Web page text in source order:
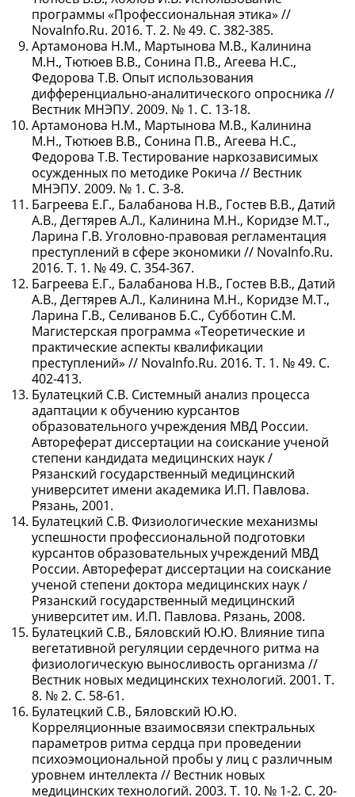
программы «Профессиональная этика» //
NovaInfo.Ru. 2016. Т. 2. № 49. С. 382-385.
Артамонова Н.М., Мартынова М.В., Калинина
М.Н., Тютюев В.В., Сонина П.В., Агеева Н.С.,
Федорова Т.В. Опыт использования
дифференциально-аналитического опросника //
Вестник МНЭПУ. 2009. № 1. С. 13-18.
Артамонова Н.М., Мартынова М.В., Калинина
М.Н., Тютюев В.В., Сонина П.В., Агеева Н.С.,
Федорова Т.В. Тестирование наркозависимых
осужденных по методике Рокича // Вестник
МНЭПУ. 2009. № 1. С. 3-8.
Багреева Е.Г., Балабанова Н.В., Гостев В.В., Датий
А.В., Дегтярев А.Л., Калинина М.Н., Коридзе М.Т.,
Ларина Г.В. Уголовно-правовая регламентация
преступлений в сфере экономики // NovaInfo.Ru.
2016. Т. 1. № 49. С. 354-367.
Багреева Е.Г., Балабанова Н.В., Гостев В.В., Датий
А.В., Дегтярев А.Л., Калинина М.Н., Коридзе М.Т.,
Ларина Г.В., Селиванов Б.С., Субботин С.М.
Магистерская программа «Теоретические и
практические аспекты квалификации
преступлений» // NovaInfo.Ru. 2016. Т. 1. № 49. С.
402-413.
Булатецкий С.В. Системный анализ процесса
адаптации к обучению курсантов
образовательного учреждения МВД России.
Автореферат диссертации на соискание ученой
степени кандидата медицинских наук /
Рязанский государственный медицинский
университет имени академика И.П. Павлова.
Рязань, 2001.
Булатецкий С.В. Физиологические механизмы
успешности профессиональной подготовки
курсантов образовательных учреждений МВД
России. Автореферат диссертации на соискание
ученой степени доктора медицинских наук /
Рязанский государственный медицинский
университет им. И.П. Павлова. Рязань, 2008.
Булатецкий С.В., Бяловский Ю.Ю. Влияние типа
вегетативной регуляции сердечного ритма на
физиологическую выносливость организма //
Вестник новых медицинских технологий. 2001. Т.
8. № 2. С. 58-61.
Булатецкий С.В., Бяловский Ю.Ю.
Корреляционные взаимосвязи спектральных
параметров ритма сердца при проведении
психоэмоциональной пробы у лиц с различным
уровнем интеллекта // Вестник новых
медицинских технологий. 2003. Т. 10. № 1-2. С. 20-